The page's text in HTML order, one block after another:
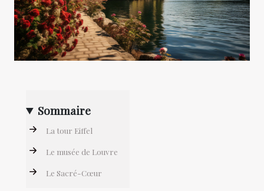
Sommaire
La tour Eiffel
Le musée de Louvre
Le Sacré-Cœur